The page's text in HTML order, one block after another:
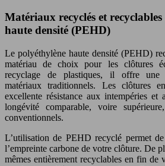
Matériaux recyclés et
haute densité (PEHD)
Le polyéthylène haute densité (PEHD)
matériau de choix pour les clôtures
recyclage de plastiques, il offre une
matériaux traditionnels. Les clôtures
excellente résistance aux intempéries et
longévité comparable, voire
conventionnels.
L’utilisation de PEHD recyclé permet
l’empreinte carbone de votre clôture. De
mêmes entièrement recyclables en fin de